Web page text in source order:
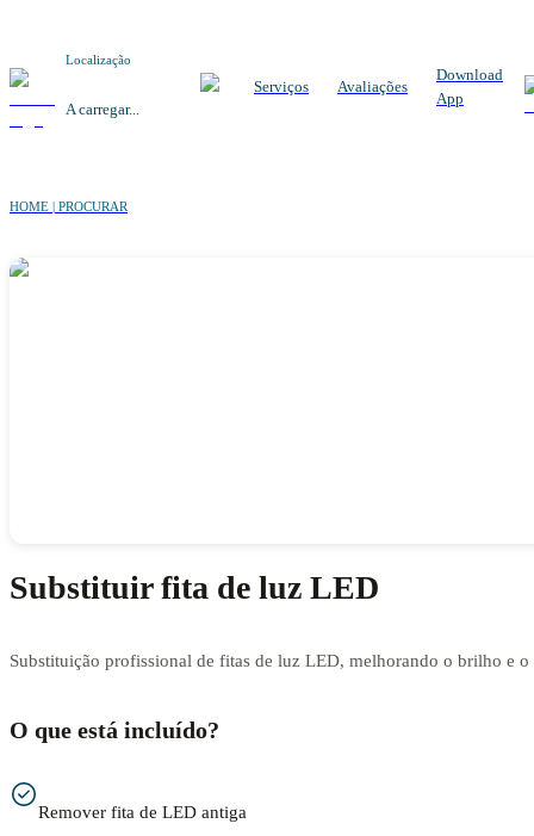
Localização
A carregar...
Serviços Avaliações
Download
App
HOME | PROCURAR
Substituir fita de luz LED
Substituição profissional de fitas de luz LED, melhorando o brilho e o
O que está incluído?
Remover fita de LED antiga